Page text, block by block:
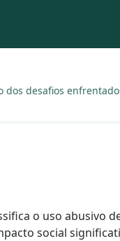
desafios
o uso abusivo
social